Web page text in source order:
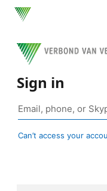
Sign in
Can’t access your